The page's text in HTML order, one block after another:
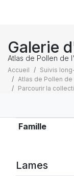
Galerie
Atlas de Pollen de
Accueil
Suivis
Atlas de Pollen
Parcourir la
Famille
Lames